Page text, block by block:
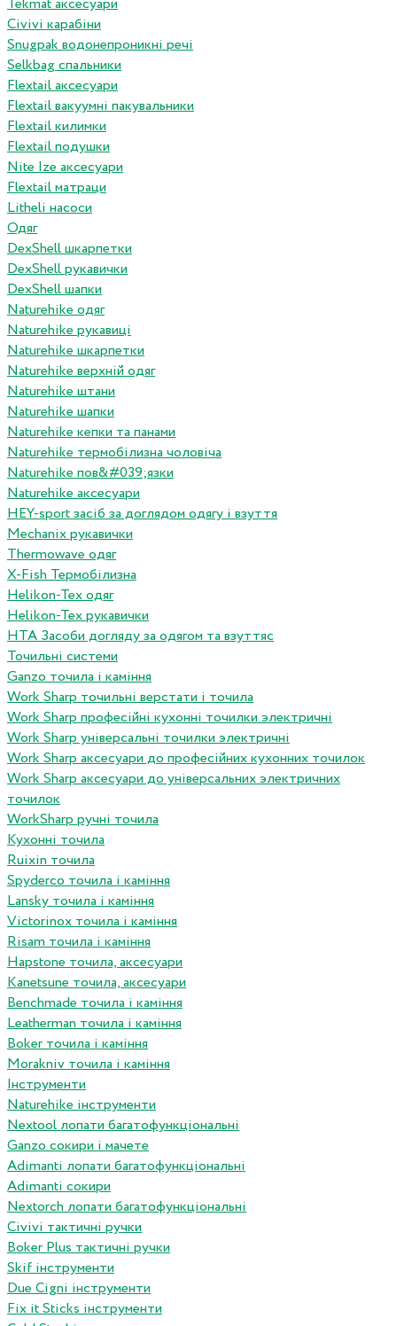
Tekmat аксесуари
Сivivi карабіни
Snugpak водонепроникні речі
Selkbag спальники
Flextail аксесуари
Flextail вакуумні пакувальники
Flextail килимки
Flextail подушки
Nite Ize аксесуари
Flextail матраци
Litheli насоси
Одяг
DexShell шкарпетки
DexShell рукавички
DexShell шапки
Naturehike одяг
Naturehike рукавиці
Naturehike шкарпетки
Naturehike верхній одяг
Naturehike штани
Naturehike шапки
Naturehike кепки та панами
Naturehike термобілизна чоловіча
Naturehike пов&#039;язки
Naturehike аксесуари
HEY-sport засіб за доглядом одягу і взуття
Mechanix рукавички
Thermowave одяг
X-Fish Термобілизна
Helikon-Tex одяг
Helikon-Tex рукавички
HTA Засоби догляду за одягом та взуттяс
Точильні системи
Ganzo точила і каміння
Work Sharp точильні верстати і точила
Work Sharp професiйнi кухоннi точилки электричнi
Work Sharp унiверсальнi точилки электричнi
Work Sharp аксесуари до професiйних кухонних точилок
Work Sharp аксесуари до унiверсальних электричних
точилок
WorkSharp ручні точила
Кухонні точила
Ruixin точила
Spyderco точила і каміння
Lansky точила і каміння
Victorinox точила і каміння
Risam точила і каміння
Hapstone точила, аксесуари
Kanetsune точила, аксесуари
Benchmade точила і каміння
Leatherman точила і каміння
Boker точила і каміння
Morakniv точила і каміння
Інструменти
Naturehike інструменти
Nextool лопати багатофункціональні
Ganzo сокири і мачете
Adimanti лопати багатофункціональні
Adimanti сокири
Nextorch лопати багатофункціональні
Сivivi тактичні ручки
Boker Plus тактичні ручки
Skif інструменти
Due Cigni інструменти
Fix it Sticks інструменти